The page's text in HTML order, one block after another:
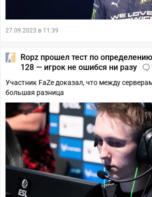
27.09.2023 в 11:39
Ropz прошел тест по
128 — игрок не ошибся ни разу
Участник FaZe доказал, что между
большая разница